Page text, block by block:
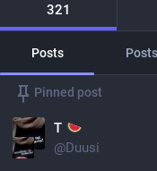
321
Posts
Pinned post
T
@Duusi